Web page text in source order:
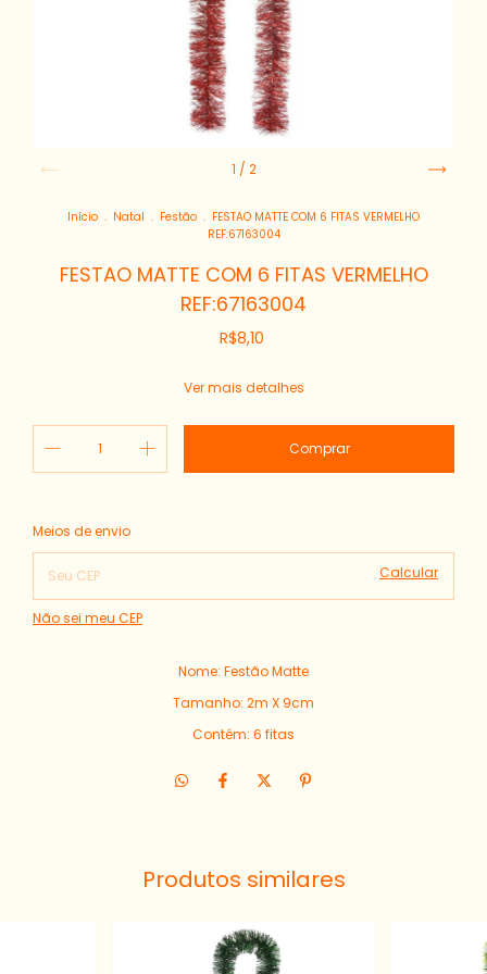
1 / 2
Início . Natal . Festão . FESTAO MATTE COM 6 FITAS VERMELHO
REF:67163004
FESTAO MATTE COM 6 FITAS VERMELHO
REF:67163004
R$8,10
Ver mais detalhes
Entregas para o CEP:
Meios de envio
Calcular
Não sei meu CEP
Nome: Festão Matte
Tamanho: 2m X 9cm
Contém: 6 fitas
Produtos similares